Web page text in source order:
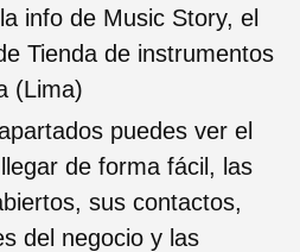
info de Music Story, el
Tienda de instrumentos
(Lima)
puedes ver el
de forma fácil, las
sus contactos,
del negocio y las